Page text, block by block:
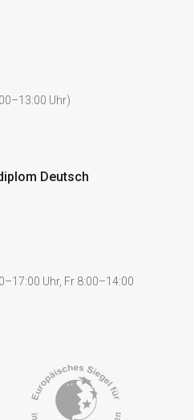
Uhr)
Deutsch
Uhr, Fr 8:00–14:00